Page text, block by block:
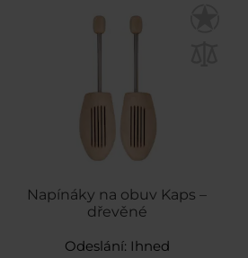
Napínáky na obuv Kaps –
dřevěné
Odeslání: Ihned